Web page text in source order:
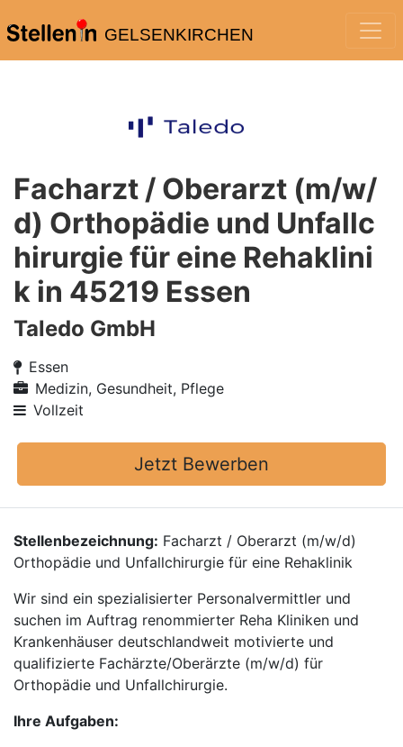
GELSENKIRCHEN
Facharzt / Oberarzt (m/w/
d) Orthopädie und Unfallc
hirurgie für eine Rehaklini
k in 45219 Essen
Taledo GmbH
Essen
Medizin, Gesundheit, Pflege
Vollzeit
Jetzt Bewerben
Stellenbezeichnung: Facharzt / Oberarzt (m/w/d)
Orthopädie und Unfallchirurgie für eine Rehaklinik
Wir sind ein spezialisierter Personalvermittler und
suchen im Auftrag renommierter Reha Kliniken und
Krankenhäuser deutschlandweit motivierte und
qualifizierte Fachärzte/Oberärzte (m/w/d) für
Orthopädie und Unfallchirurgie.
Ihre Aufgaben: